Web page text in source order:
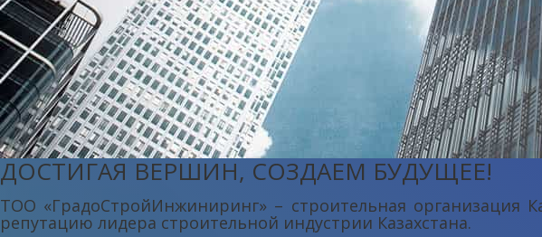
ДОСТИГАЯ ВЕРШИН, СОЗДАЕМ БУДУЩЕЕ!
ТОО «ГрадоСтройИнжиниринг» – строительная организация
репутацию лидера строительной индустрии Казахстана.